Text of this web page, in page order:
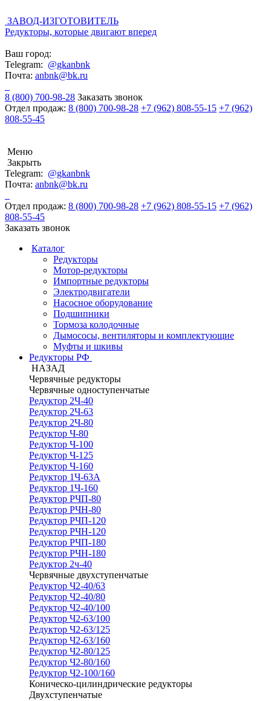
ЗАВОД-ИЗГОТОВИТЕЛЬ
Редукторы, которые двигают вперед
Ваш город:
Telegram: @gkanbnk
Почта: anbnk@bk.ru
8 (800) 700-98-28 Заказать звонок
Отдел продаж: 8 (800) 700-98-28 +7 (962) 808-55-15 +7 (962)
808-55-45
Меню
Закрыть
Telegram: @gkanbnk
Почта: anbnk@bk.ru
Отдел продаж: 8 (800) 700-98-28 +7 (962) 808-55-15 +7 (962)
808-55-45
Заказать звонок
Каталог
Редукторы
Мотор-редукторы
Импортные редукторы
Электродвигатели
Насосное оборудование
Подшипники
Тормоза колодочные
Дымососы, вентиляторы и комплектующие
Муфты и шкивы
Редукторы РФ
НАЗАД
Червячные редукторы
Червячные одноступенчатые
Редуктор 2Ч-40
Редуктор 2Ч-63
Редуктор 2Ч-80
Редуктор Ч-80
Редуктор Ч-100
Редуктор Ч-125
Редуктор Ч-160
Редуктор 1Ч-63А
Редуктор 1Ч-160
Редуктор РЧП-80
Редуктор РЧН-80
Редуктор РЧП-120
Редуктор РЧН-120
Редуктор РЧП-180
Редуктор РЧН-180
Редуктор 2ч-40
Червячные двухступенчатые
Редуктор Ч2-40/63
Редуктор Ч2-40/80
Редуктор Ч2-40/100
Редуктор Ч2-63/100
Редуктор Ч2-63/125
Редуктор Ч2-63/160
Редуктор Ч2-80/125
Редуктор Ч2-80/160
Редуктор Ч2-100/160
Коническо-цилиндрические редукторы
Двухступенчатые